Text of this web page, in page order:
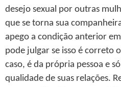
desejo sexual por outras
que se torna sua
apego a condição anterior
pode julgar se isso é correto
caso, é da própria pessoa e
qualidade de suas relações.